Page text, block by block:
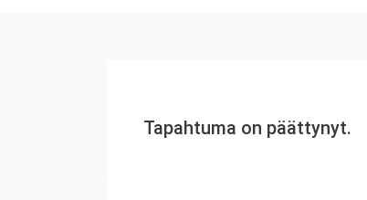
Tapahtuma on päättynyt.